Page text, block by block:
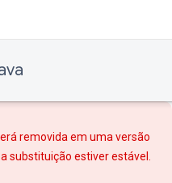
removida em uma versão
a substituição estiver estável.